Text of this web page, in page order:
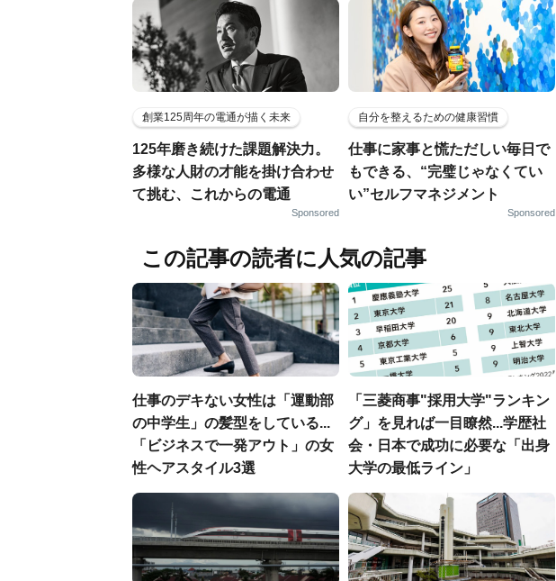
創業125周年の電通が描く未来
125年磨き続けた課題解決力。
多様な人財の才能を掛け合わせ
て挑む、これからの電通
Sponsored
自分を整えるための健康習慣
仕事に家事と慌ただしい毎日で
もできる、“完璧じゃなくてい
い”セルフマネジメント
Sponsored
この記事の読者に人気の記事
仕事のデキない女性は「運動部
の中学生」の髪型をしている...
「ビジネスで一発アウト」の女
性ヘアスタイル3選
「三菱商事"採用大学"ランキン
グ」を見れば一目瞭然...学歴社
会・日本で成功に必要な「出身
大学の最低ライン」